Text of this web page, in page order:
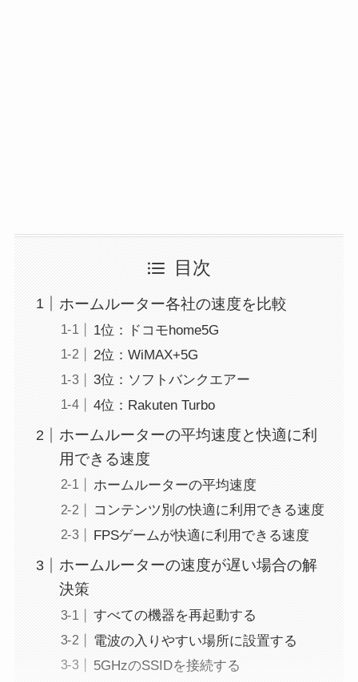
目次
ホームルーター各社の速度を比較
1位：ドコモhome5G
2位：WiMAX+5G
3位：ソフトバンクエアー
4位：Rakuten Turbo
ホームルーターの平均速度と快適に利
用できる速度
ホームルーターの平均速度
コンテンツ別の快適に利用できる速度
FPSゲームが快適に利用できる速度
ホームルーターの速度が遅い場合の解
決策
すべての機器を再起動する
電波の入りやすい場所に設置する
5GHzのSSIDを接続する